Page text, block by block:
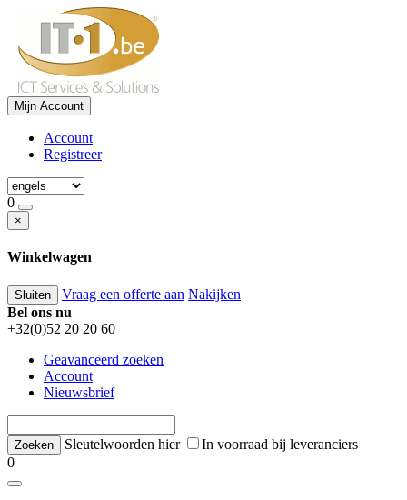
Mijn Account
Account
Registreer
0
×
Winkelwagen
Sluiten Vraag een offerte aan Nakijken
Bel ons nu
+32(0)52 20 20 60
Geavanceerd zoeken
Account
Nieuwsbrief
Sleutelwoorden hier
In voorraad bij leveranciers
0